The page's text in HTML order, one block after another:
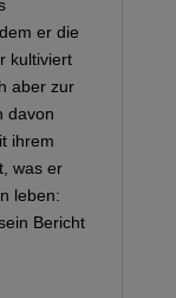
er die
kultiviert
aber zur
davon
ihrem
was er
leben:
Bericht